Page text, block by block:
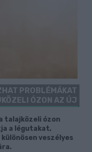
PROBLÉMÁKAT
ÓZON AZ ÚJ
talajközeli ózon
a légutakat,
veszélyes